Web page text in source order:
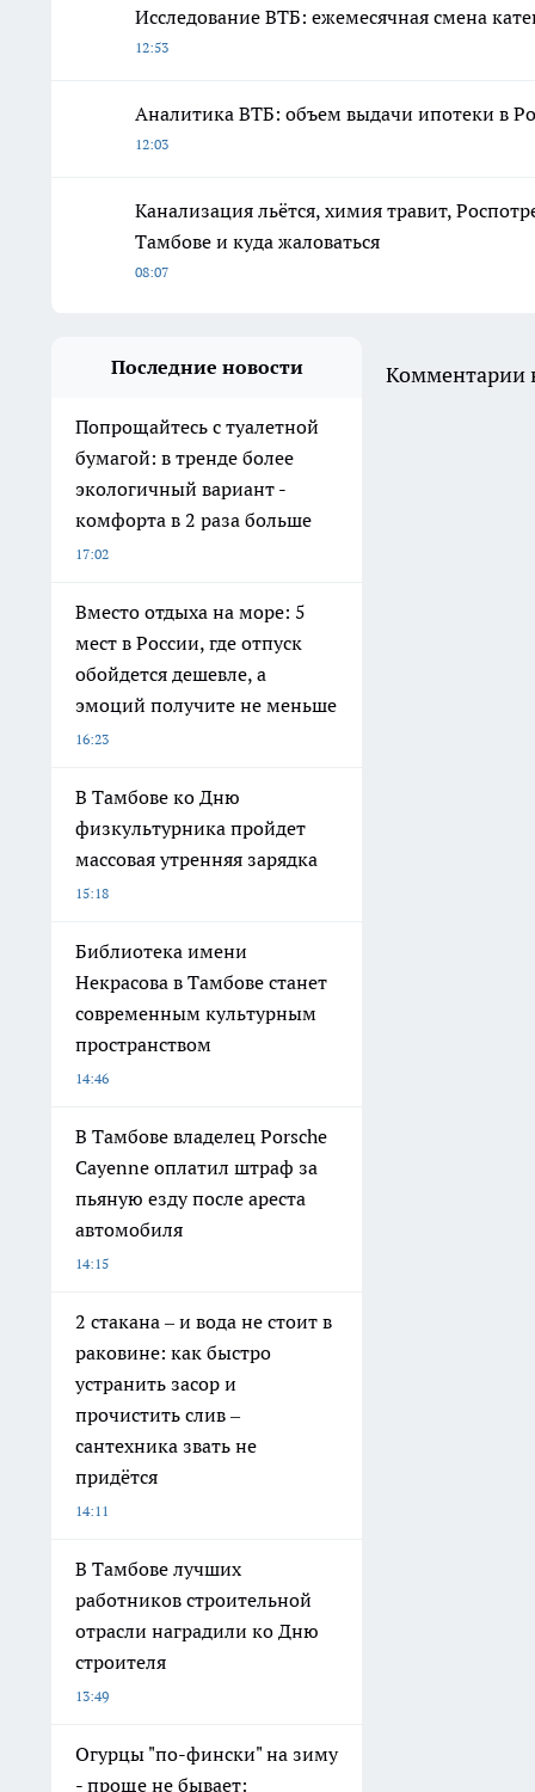
Исследование ВТБ: ежемесячная смена
12:53
Аналитика ВТБ: объем выдачи ипотеки в
12:03
Канализация льётся, химия травит,
Тамбове и куда жаловаться
08:07
Последние новости
Попрощайтесь с туалетной
бумагой: в тренде более
экологичный вариант -
комфорта в 2 раза больше
17:02
Вместо отдыха на море: 5
мест в России, где отпуск
обойдется дешевле, а
эмоций получите не меньше
16:23
В Тамбове ко Дню
физкультурника пройдет
массовая утренняя зарядка
15:18
Библиотека имени
Некрасова в Тамбове станет
современным культурным
пространством
14:46
В Тамбове владелец Porsche
Cayenne оплатил штраф за
пьяную езду после ареста
автомобиля
14:15
2 стакана – и вода не стоит в
раковине: как быстро
устранить засор и
прочистить слив –
сантехника звать не
придётся
14:11
В Тамбове лучших
работников строительной
отрасли наградили ко Дню
строителя
13:49
Огурцы "по-фински" на зиму
- проще не бывает:
Комментарии